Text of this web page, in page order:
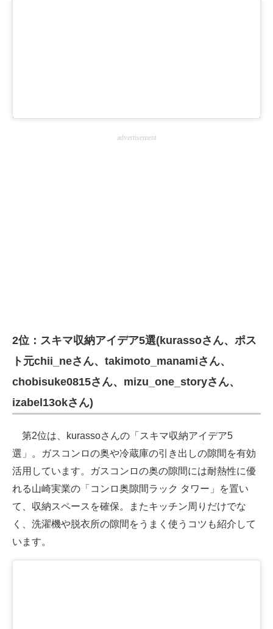
advertisement
2位：スキマ収納アイデア5選(kurassoさん、ポス
ト元chii_neさん、takimoto_manamiさん、
chobisuke0815さん、mizu_one_storyさん、
izabel13okさん)
第2位は、kurassoさんの「スキマ収納アイデア5
選」。ガスコンロの奥や冷蔵庫の引き出しの隙間を有効
活用しています。ガスコンロの奥の隙間には耐熱性に優
れる山崎実業の「コンロ奥隙間ラック タワー」を置い
て、収納スペースを確保。またキッチン周りだけでな
く、洗濯機や脱衣所の隙間をうまく使うコツも紹介して
います。